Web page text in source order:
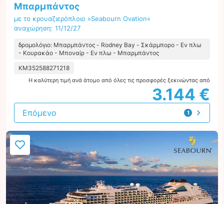
Μπαρμπάντος
με το κρουαζιερόπλοιο »Seabourn Ovation«
αναχώρηση: 11/12/27
δρομολόγιο: Μπαρμπάντος - Rodney Bay - Σκάρμπορο - Εν πλω
- Κουρακάο - Μποναίρ - Εν πλω - Μπαρμπάντος
KM352588271218
Η καλύτερη τιμή ανά άτομο από όλες τις προσφορές ξεκινώντας από
3.144 €
1
προσφορά
Επόμενο